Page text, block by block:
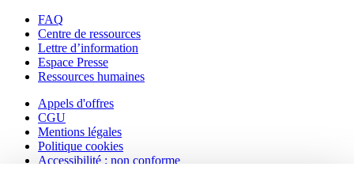
FAQ
Centre de ressources
Lettre d’information
Espace Presse
Ressources humaines
Appels d'offres
CGU
Mentions légales
Politique cookies
Accessibilité : non conforme